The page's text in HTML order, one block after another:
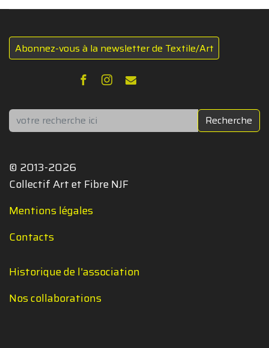
Abonnez-vous à la newsletter de Textile/Art
Rechercher Recherche
© 2013-2026
Collectif Art et Fibre NJF
Mentions légales
Contacts
Historique de l'association
Nos collaborations